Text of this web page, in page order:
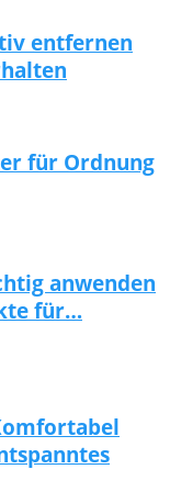
entfernen
für Ordnung
anwenden
für…